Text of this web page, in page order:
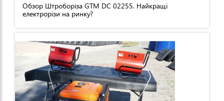
Обзор Штроборіза GTM DC 02255. Найкращі
електрорізи на ринку?